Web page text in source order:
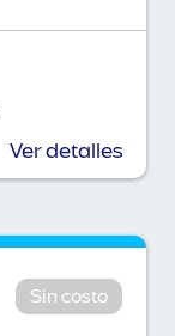
Ver detalles
Sin costo